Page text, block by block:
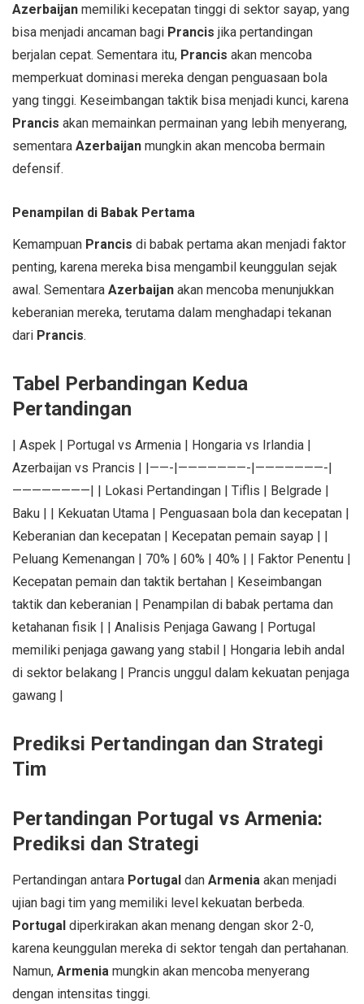
Azerbaijan memiliki kecepatan tinggi di sektor sayap, yang
bisa menjadi ancaman bagi Prancis jika pertandingan
berjalan cepat. Sementara itu, Prancis akan mencoba
memperkuat dominasi mereka dengan penguasaan bola
yang tinggi. Keseimbangan taktik bisa menjadi kunci, karena
Prancis akan memainkan permainan yang lebih menyerang,
sementara Azerbaijan mungkin akan mencoba bermain
defensif.
Penampilan di Babak Pertama
Kemampuan Prancis di babak pertama akan menjadi faktor
penting, karena mereka bisa mengambil keunggulan sejak
awal. Sementara Azerbaijan akan mencoba menunjukkan
keberanian mereka, terutama dalam menghadapi tekanan
dari Prancis.
Tabel Perbandingan Kedua
Pertandingan
| Aspek | Portugal vs Armenia | Hongaria vs Irlandia |
Azerbaijan vs Prancis | |——-|———————-|———————-|
————————| | Lokasi Pertandingan | Tiflis | Belgrade |
Baku | | Kekuatan Utama | Penguasaan bola dan kecepatan |
Keberanian dan kecepatan | Kecepatan pemain sayap | |
Peluang Kemenangan | 70% | 60% | 40% | | Faktor Penentu |
Kecepatan pemain dan taktik bertahan | Keseimbangan
taktik dan keberanian | Penampilan di babak pertama dan
ketahanan fisik | | Analisis Penjaga Gawang | Portugal
memiliki penjaga gawang yang stabil | Hongaria lebih andal
di sektor belakang | Prancis unggul dalam kekuatan penjaga
gawang |
Prediksi Pertandingan dan Strategi
Tim
Pertandingan Portugal vs Armenia:
Prediksi dan Strategi
Pertandingan antara Portugal dan Armenia akan menjadi
ujian bagi tim yang memiliki level kekuatan berbeda.
Portugal diperkirakan akan menang dengan skor 2-0,
karena keunggulan mereka di sektor tengah dan pertahanan.
Namun, Armenia mungkin akan mencoba menyerang
dengan intensitas tinggi.